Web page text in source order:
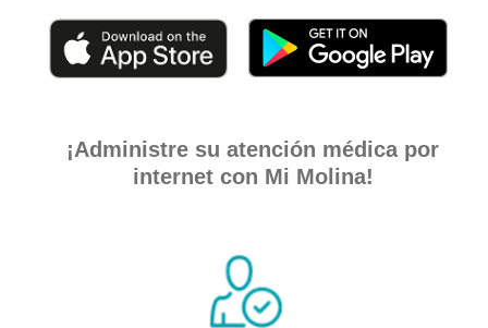
¡Administre su atención médica por
internet con Mi Molina!